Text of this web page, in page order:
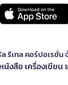
ล รีเทล คอร์ปอเรชั่
งสือ เครื่องเขียน